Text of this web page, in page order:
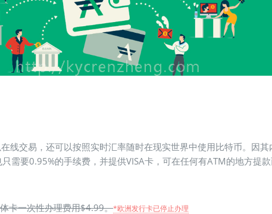
线交易，还可以按照实时汇率随时在现实世界中使用比特币。因
需要0.95%的手续费，并提供VISA卡，可在任何有ATM的地方提款
卡一次性办理费用$4.99。*欧洲发行卡已停止办理